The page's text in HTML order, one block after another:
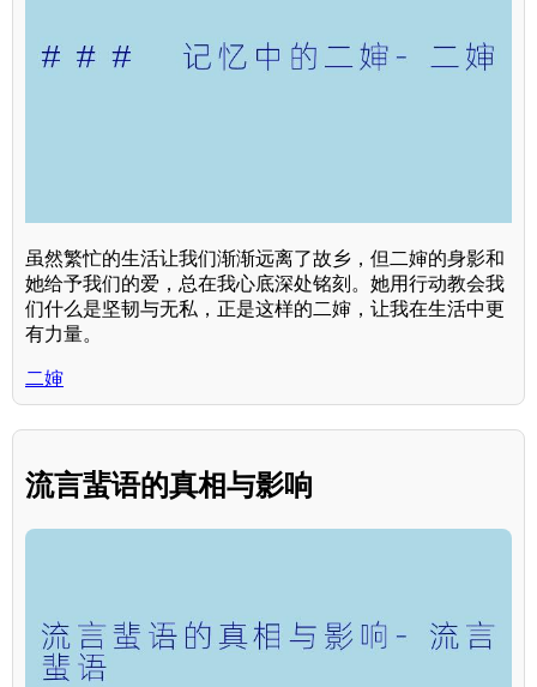
虽然繁忙的生活让我们渐渐远离了故乡，但二婶的身影和
她给予我们的爱，总在我心底深处铭刻。她用行动教会我
们什么是坚韧与无私，正是这样的二婶，让我在生活中更
有力量。
二婶
流言蜚语的真相与影响